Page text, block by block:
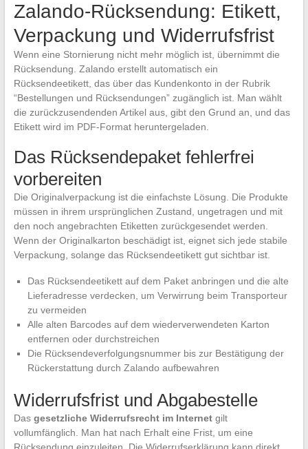
Zalando-Rücksendung: Etikett,
Verpackung und Widerrufsfrist
Wenn eine Stornierung nicht mehr möglich ist, übernimmt die
Rücksendung. Zalando erstellt automatisch ein
Rücksendeetikett, das über das Kundenkonto in der Rubrik
“Bestellungen und Rücksendungen” zugänglich ist. Man wählt
die zurückzusendenden Artikel aus, gibt den Grund an, und das
Etikett wird im PDF-Format heruntergeladen.
Das Rücksendepaket fehlerfrei
vorbereiten
Die Originalverpackung ist die einfachste Lösung. Die Produkte
müssen in ihrem ursprünglichen Zustand, ungetragen und mit
den noch angebrachten Etiketten zurückgesendet werden.
Wenn der Originalkarton beschädigt ist, eignet sich jede stabile
Verpackung, solange das Rücksendeetikett gut sichtbar ist.
Das Rücksendeetikett auf dem Paket anbringen und die alte
Lieferadresse verdecken, um Verwirrung beim Transporteur
zu vermeiden
Alle alten Barcodes auf dem wiederverwendeten Karton
entfernen oder durchstreichen
Die Rücksendeverfolgungsnummer bis zur Bestätigung der
Rückerstattung durch Zalando aufbewahren
Widerrufsfrist und Abgabestelle
Das gesetzliche Widerrufsrecht im Internetgilt
vollumfänglich. Man hat nach Erhalt eine Frist, um eine